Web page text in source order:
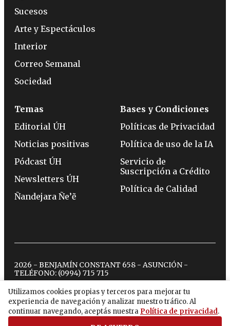
Utilizamos cookies propias y terceros para mejorar tu
experiencia de navegación y analizar nuestro tráfico. Al
continuar navegando, aceptás nuestra Política de privacidad.
Sucesos
Arte y Espectáculos
Interior
Correo Semanal
Sociedad
Temas
Editorial ÚH
Noticias positivas
Pódcast ÚH
Newsletters ÚH
Ñandejara Ñe’ẽ
Bases y Condiciones
Políticas de Privacidad
Política de uso de la IA
Servicio de
Suscripción a Crédito
Política de Calidad
2026 - BENJAMÍN CONSTANT 658 - ASUNCIÓN -
TELÉFONO: (0994) 715 715
twitterinstagram
facebook
tiktokyoutubespotify